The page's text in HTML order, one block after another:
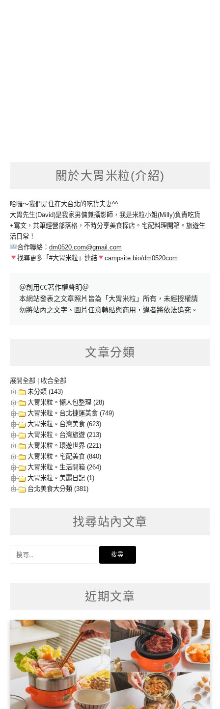
關於大胃米粒(介紹)
哈囉～我們是住在大台北的吃貨夫妻^^
大胃先生(David)是我家男傭兼攝影師，我是米粒小姐(Milly)負責吃貨
+寫文，共筆經營部落格，不時分享美食探店。宅配料理開箱。旅遊生
活日常！
合作聯絡： dm0520.com@gmail.com
找尋更多「#大胃米粒」連結
campsite.bio/dm0520com
＠創用CC著作權聲明＠
本網站發表之文章照片皆為「大胃米粒」所有，未經授權請
勿將站內之文字、圖片任意轉貼與商用，違者將依法追究。
文章分類
展開全部
收合全部
未分類 (143)
大胃米粒。懶人包整理 (28)
大胃米粒。台北捷運美食 (749)
大胃米粒。台灣美食 (623)
大胃米粒。台灣旅遊 (213)
大胃米粒。環遊世界 (221)
大胃米粒。宅配美食 (840)
大胃米粒。生活開箱 (264)
大胃米粒。美麗日記 (1)
台北美食大分類 (381)
找尋站內文章
近期文章